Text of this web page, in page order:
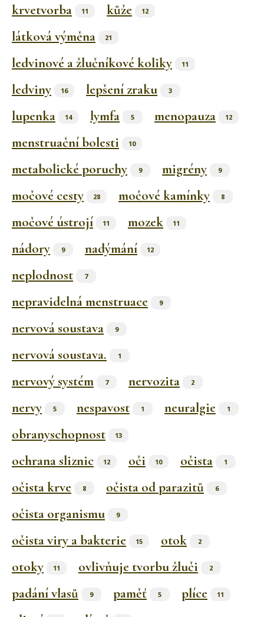
krvetvorba 11 kůže 12
látková výměna 21
ledvinové a žlučníkové koliky 11
ledviny 16 lepšení zraku 3
lupenka 14 lymfa 5 menopauza 12
menstruační bolesti 10
metabolické poruchy 9 migrény 9
močové cesty 28 močové kamínky 8
močové ústrojí 11 mozek 11
nádory 9 nadýmání 12
neplodnost 7
nepravidelná menstruace 9
nervová soustava 9
nervová soustava. 1
nervový systém 7 nervozita 2
nervy 5 nespavost 1 neuralgie 1
obranyschopnost 13
ochrana sliznic 12 oči 10 očista 1
očista krve 8 očista od parazitů 6
očista organismu 9
očista viry a bakterie 15 otok 2
otoky 11 ovlivňuje tvorbu žluči 2
padání vlasů 9 paměť 5 plíce 11